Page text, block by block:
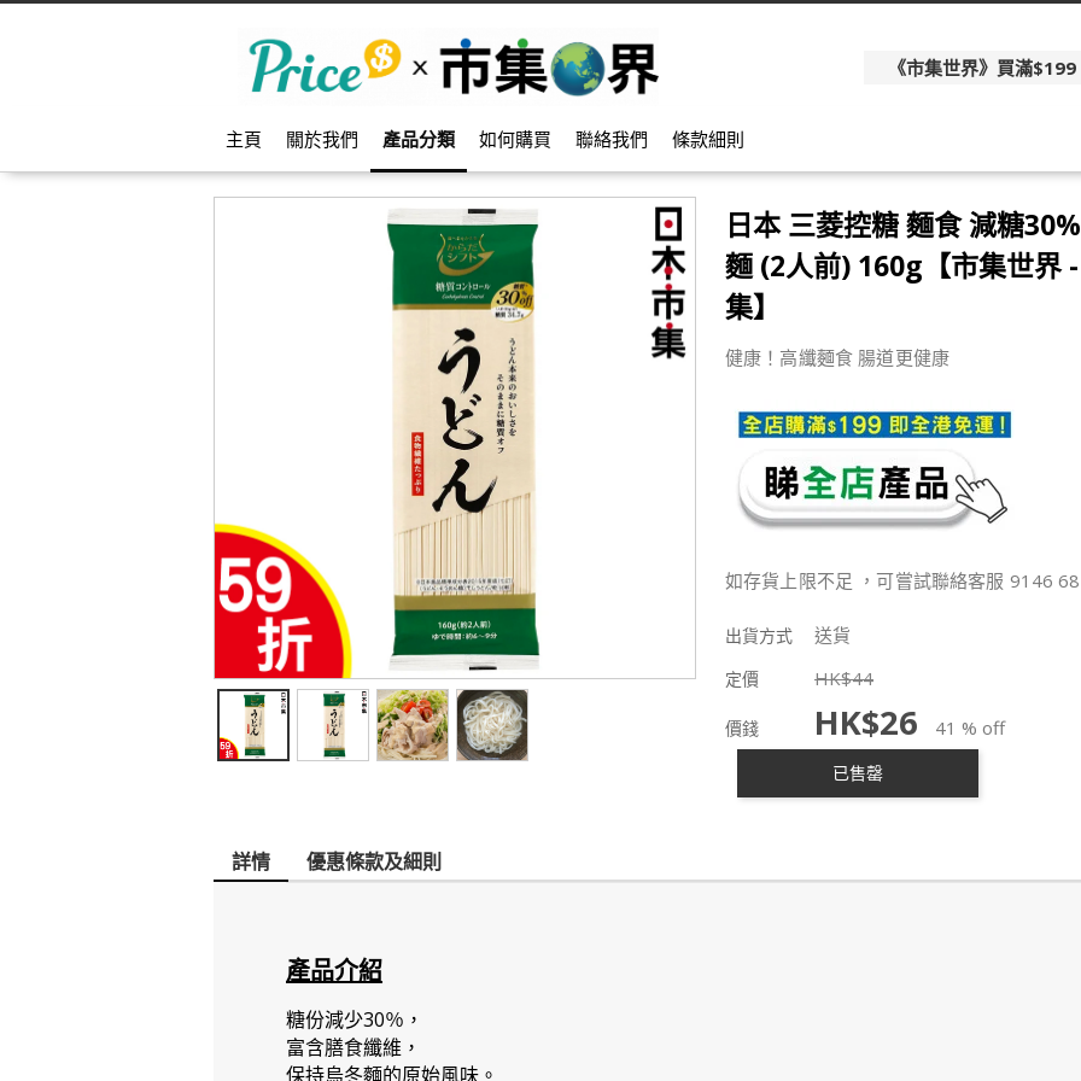
《市集世界》買滿
主頁 關於我們 產品分類 如何購買 聯絡我們 條款細則
日本 三菱控糖 麵食 減糖
麵 (2人前) 160g【市集世界
集】
健康！高纖麵食 腸道更健康
如存貨上限不足 ，可嘗試聯絡客服 9146
出貨方式 送貨
定價 HK$44
價錢 HK$26 41 % off
已售罄
詳情 優惠條款及細則
產品介紹
糖份減少30％，
富含膳食纖維，
保持烏冬麵的原始風味。